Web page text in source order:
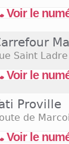
Voir le
Saint Ladre
Voir le
Proville
de
Voir le